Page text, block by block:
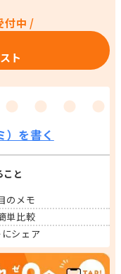
付中 /
ト
）を書く
と
のメモ
単比較
シェア